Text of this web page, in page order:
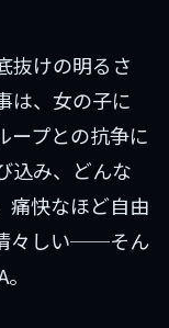
抜けの明るさ
は、女の子に
ープとの抗争に
込み、どんな
痛快なほど自由
々しい──そん